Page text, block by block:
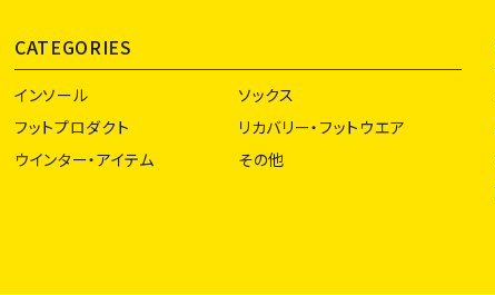
CATEGORIES
インソール
ソックス
フットプロダクト
リカバリー・フットウエア
ウインター・アイテム
その他